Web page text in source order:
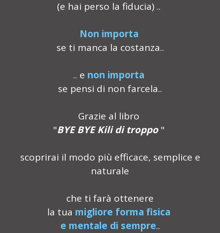
(e hai perso la fiducia) ..
Non importa
se ti manca la costanza..
.. e non importa
se pensi di non farcela..
Grazie al libro
"BYE BYE Kili di troppo"
scoprirai il modo più efficace, semplice e
naturale
che ti farà ottenere
la tua migliore forma fisica
e mentale di sempre..